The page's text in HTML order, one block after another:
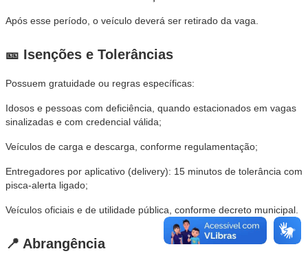
Após esse período, o veículo deverá ser retirado da vaga.
🎫 Isenções e Tolerâncias
Possuem gratuidade ou regras específicas:
Idosos e pessoas com deficiência, quando estacionados em vagas
sinalizadas e com credencial válida;
Veículos de carga e descarga, conforme regulamentação;
Entregadores por aplicativo (delivery): 15 minutos de tolerância com
pisca-alerta ligado;
Veículos oficiais e de utilidade pública, conforme decreto municipal.
📍 Abrangência